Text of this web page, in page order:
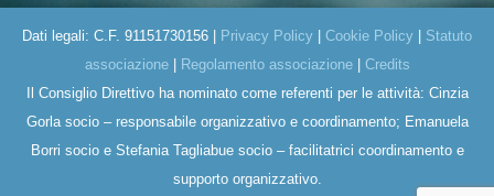
Dati legali: C.F. 91151730156 | Privacy Policy Cookie Policy
Statuto
associazione| Regolamento associazione| Credits
Il Consiglio Direttivo ha nominato come referenti per le attività: Cinzia
Gorla socio – responsabile organizzativo e coordinamento; Emanuela
Borri socio e Stefania Tagliabue socio – facilitatrici coordinamento e
supporto organizzativo.